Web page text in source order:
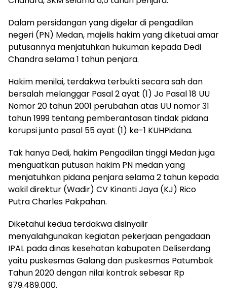
Dalam persidangan yang digelar di pengadilan
negeri (PN) Medan, majelis hakim yang diketuai amar
putusannya menjatuhkan hukuman kepada Dedi
Chandra selama 1 tahun penjara.
Hakim menilai, terdakwa terbukti secara sah dan
bersalah melanggar Pasal 2 ayat (1) Jo Pasal 18 UU
Nomor 20 tahun 2001 perubahan atas UU nomor 31
tahun 1999 tentang pemberantasan tindak pidana
korupsi junto pasal 55 ayat (1) ke-1 KUHPidana.
Tak hanya Dedi, hakim Pengadilan tinggi Medan juga
menguatkan putusan hakim PN medan yang
menjatuhkan pidana penjara selama 2 tahun kepada
wakil direktur (Wadir) CV Kinanti Jaya (KJ) Rico
Putra Charles Pakpahan.
Diketahui kedua terdakwa disinyalir
menyalahgunakan kegiatan pekerjaan pengadaan
IPAL pada dinas kesehatan kabupaten Deliserdang
yaitu puskesmas Galang dan puskesmas Patumbak
Tahun 2020 dengan nilai kontrak sebesar Rp
979.489.000.